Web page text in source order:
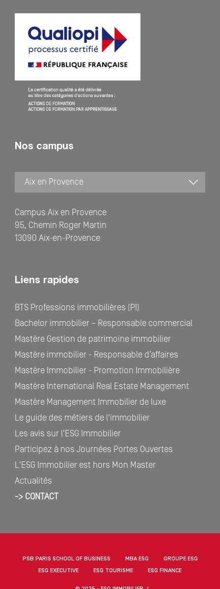
Nos campus
Campus Aix en Provence
95, Chemin Roger Martin
13090 Aix-en-Provence
Liens rapides
BTS Professions immobilières (PI)
Bachelor immobilier – Responsable commercial
Mastère Gestion de patrimoine immobilier
Mastère immobilier - Responsable d’affaires
Mastère Immobilier - Promotion Immobilière
Mastère International Real Estate Management
Mastère Management Immobilier de luxe
Le guide des métiers de l'immobilier
Les avis sur l'ESG Immobilier
Participez à nos Journées Portes Ouvertes
L'ESG Immobilier est hors Mon Master
Actualités
-> CONTACT
PSB PARIS SCHOOL OF BUSINESS MBA ESG
GROUPE ESG
ESG EXECUTIVE
ESG TOURISME ESG FINANCE